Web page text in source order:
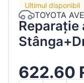
Ultimul disponibil
TOYOTA
Reparație
622.60